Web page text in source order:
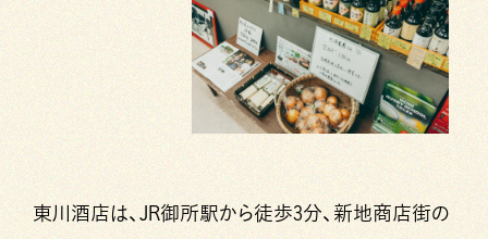
東川酒店は、JR御所駅から徒歩3分、新地商店街の